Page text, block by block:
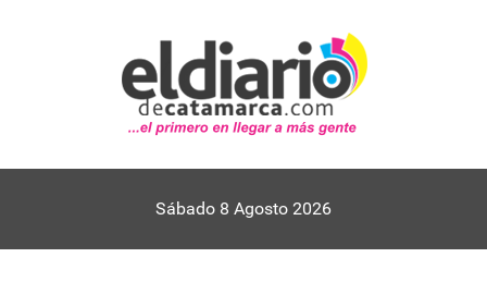
Sábado 8 Agosto 2026